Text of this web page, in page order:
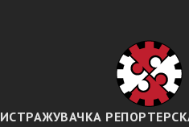
ИСТРАЖУВАЧКА